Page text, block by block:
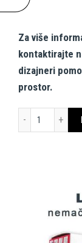
Za više
kontaktirajte
dizajneri
prostor.